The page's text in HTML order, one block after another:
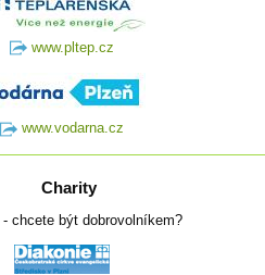
www.pltep.cz
www.vodarna.cz
Charity
- chcete být dobrovolníkem?